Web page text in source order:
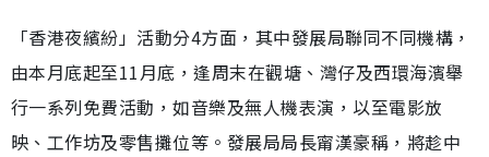
「香港夜繽紛」活動分4方面，其中發展局聯同不同機構，
由本月底起至11月底，逢周末在觀塘、灣仔及西環海濱舉
行一系列免費活動，如音樂及無人機表演，以至電影放
映、工作坊及零售攤位等。發展局局長甯漢豪稱，將趁中